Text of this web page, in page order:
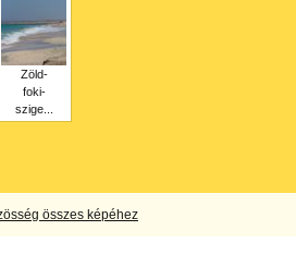
Zöld-
foki-
szige...
összes képéhez